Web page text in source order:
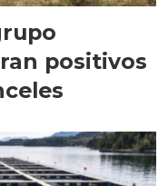
positivos